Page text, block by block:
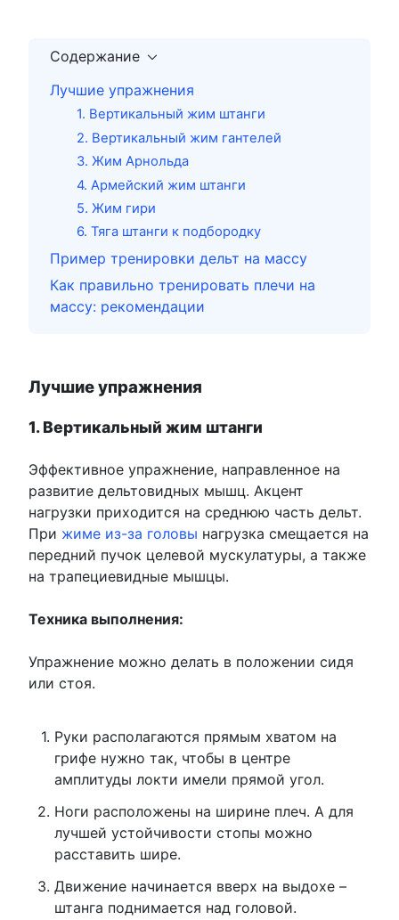
Содержание
Лучшие упражнения
1. Вертикальный жим штанги
2. Вертикальный жим гантелей
3. Жим Арнольда
4. Армейский жим штанги
5. Жим гири
6. Тяга штанги к подбородку
Пример тренировки дельт на массу
Как правильно тренировать плечи на
массу: рекомендации
Лучшие упражнения
1. Вертикальный жим штанги
Эффективное упражнение, направленное на
развитие дельтовидных мышц. Акцент
нагрузки приходится на среднюю часть дельт.
При жиме из-за головы нагрузка смещается на
передний пучок целевой мускулатуры, а также
на трапециевидные мышцы.
Техника выполнения:
Упражнение можно делать в положении сидя
или стоя.
Руки располагаются прямым хватом на
грифе нужно так, чтобы в центре
амплитуды локти имели прямой угол.
Ноги расположены на ширине плеч. А для
лучшей устойчивости стопы можно
расставить шире.
Движение начинается вверх на выдохе –
штанга поднимается над головой.